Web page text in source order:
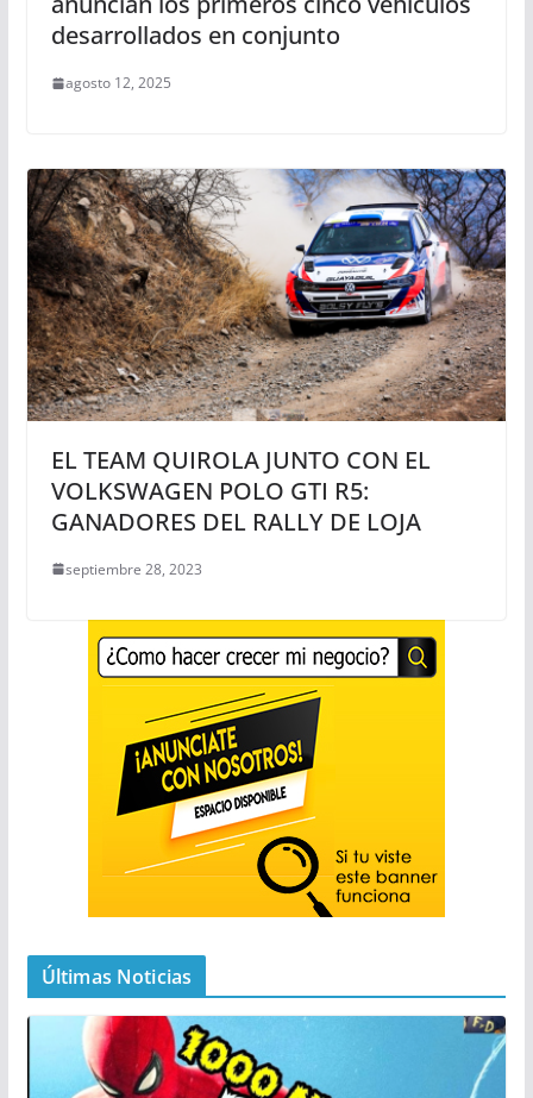
desarrollados en conjunto
agosto 12, 2025
EL TEAM QUIROLA JUNTO CON EL
VOLKSWAGEN POLO GTI R5:
GANADORES DEL RALLY DE LOJA
septiembre 28, 2023
Últimas Noticias